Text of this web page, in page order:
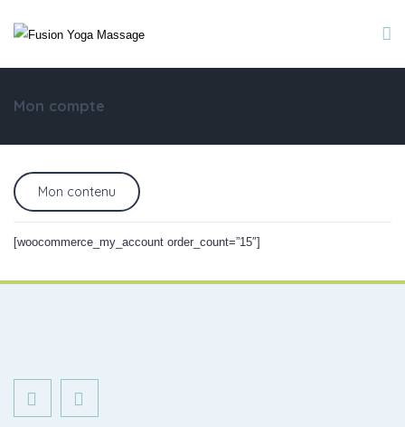
Mon compte
Mon contenu
[woocommerce_my_account order_count=”15″]